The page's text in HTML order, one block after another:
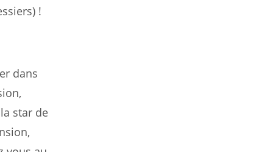
!
dans
star de